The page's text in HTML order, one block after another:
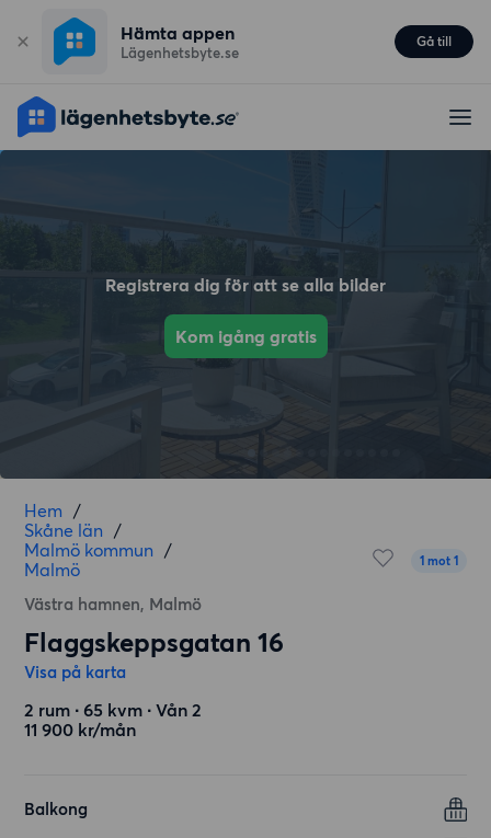
Hämta appen
Lägenhetsbyte.se
Gå till
Registrera dig för att se alla bilder
Kom igång gratis
Hem /
Skåne län /
Malmö kommun /
Malmö
Västra hamnen, Malmö
1 mot 1
Flaggskeppsgatan 16
Visa på karta
2 rum ∙ 65 kvm ∙ Vån 2
11 900 kr/mån
Balkong